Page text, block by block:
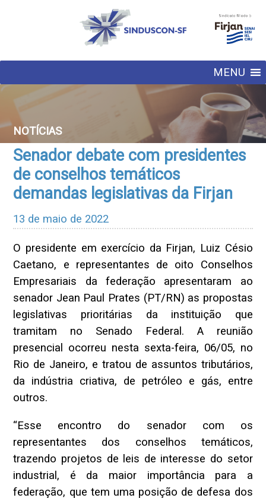
MENU
NOTÍCIAS
Senador debate com presidentes
de conselhos temáticos
demandas legislativas da Firjan
13 de maio de 2022
O presidente em exercício da Firjan, Luiz Césio
Caetano, e representantes de oito Conselhos
Empresariais da federação apresentaram ao
senador Jean Paul Prates (PT/RN) as propostas
legislativas prioritárias da instituição que
tramitam no Senado Federal. A reunião
presencial ocorreu nesta sexta-feira, 06/05, no
Rio de Janeiro, e tratou de assuntos tributários,
da indústria criativa, de petróleo e gás, entre
outros.
“Esse encontro do senador com os
representantes dos conselhos temáticos,
trazendo projetos de leis de interesse do setor
industrial, é da maior importância para a
federação, que tem uma posição de defesa dos